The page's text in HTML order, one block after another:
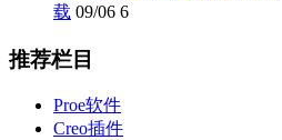
载 09/06 6
推荐栏目
Proe软件
Creo插件